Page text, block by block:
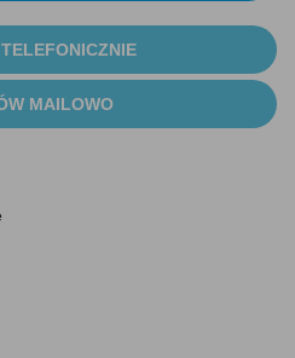
MAILOWO